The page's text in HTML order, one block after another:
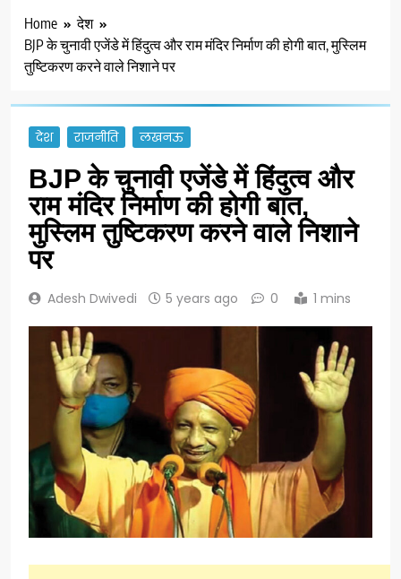
Home
देश
BJP के चुनावी एजेंडे में हिंदुत्व और राम मंदिर निर्माण की होगी बात, मुस्लिम
तुष्टिकरण करने वाले निशाने पर
देश राजनीति लखनऊ
BJP के चुनावी एजेंडे में हिंदुत्व और
राम मंदिर निर्माण की होगी बात,
मुस्लिम तुष्टिकरण करने वाले निशाने
पर
Adesh Dwivedi 5 years ago 0 1 mins